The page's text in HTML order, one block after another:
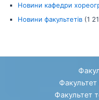
Новини кафедри
Новини факультетів (1
Факультет
Факультет